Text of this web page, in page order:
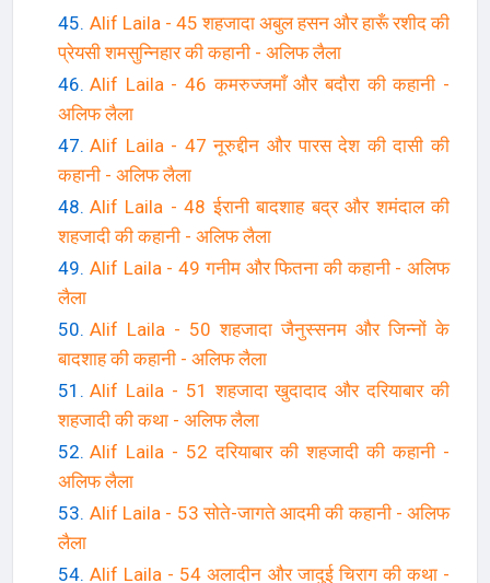
Alif Laila - 45 शहजादा अबुल हसन और हारूँ रशीद की
प्रेयसी शमसुन्निहार की कहानी - अलिफ लैला
Alif Laila - 46 कमरुज्जमाँ और बदौरा की कहानी -
अलिफ लैला
Alif Laila - 47 नूरुद्दीन और पारस देश की दासी की
कहानी - अलिफ लैला
Alif Laila - 48 ईरानी बादशाह बद्र और शमंदाल की
शहजादी की कहानी - अलिफ लैला
Alif Laila - 49 गनीम और फितना की कहानी - अलिफ
लैला
Alif Laila - 50 शहजादा जैनुस्सनम और जिन्नों के
बादशाह की कहानी - अलिफ लैला
Alif Laila - 51 शहजादा खुदादाद और दरियाबार की
शहजादी की कथा - अलिफ लैला
Alif Laila - 52 दरियाबार की शहजादी की कहानी -
अलिफ लैला
Alif Laila - 53 सोते-जागते आदमी की कहानी - अलिफ
लैला
Alif Laila - 54 अलादीन और जादुई चिराग की कथा -